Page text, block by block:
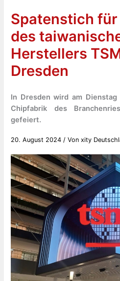
Spatenstich
des
Herstellers
Dresden
In Dresden wird am
Chipfabrik des
gefeiert.
20. August 2024 / Vonxity